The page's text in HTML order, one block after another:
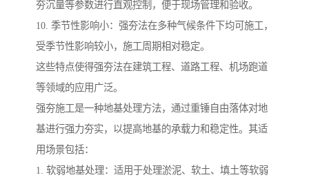
夯沉量等参数进行直观控制，便于现场管理和验收。
10. 季节性影响小：强夯法在多种气候条件下均可施工，
受季节性影响较小，施工周期相对稳定。
这些特点使得强夯法在建筑工程、道路工程、机场跑道
等领域的应用广泛。
强夯施工是一种地基处理方法，通过重锤自由落体对地
基进行强力夯实，以提高地基的承载力和稳定性。其适
用场景包括：
1. 软弱地基处理：适用于处理淤泥、软土、填土等软弱